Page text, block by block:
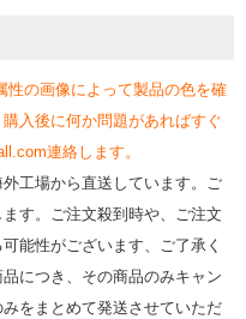
の画像によって製品の色を確
入後に何か問題があればすぐ
連絡します。
工場から直送しています。ご
す。ご注文殺到時や、ご注文
能性がございます、ご了承く
につき、その商品のみキャン
をまとめて発送させていただ